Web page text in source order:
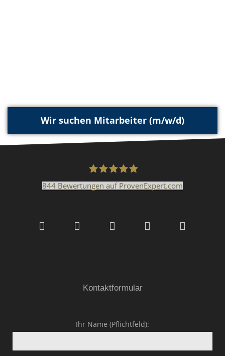
Wir suchen Mitarbeiter (m/w/d)
GmbH & Co.KG
844 Bewertungen auf ProvenExpert.com
Kontaktformular
Ihr Name (Pflichtfeld):